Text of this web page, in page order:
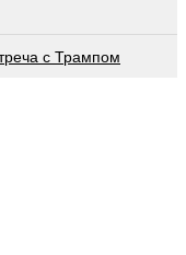
с Трампом